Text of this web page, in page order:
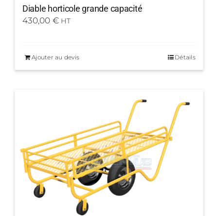
Diable horticole grande capacité
430,00 € HT
Ajouter au devis Détails